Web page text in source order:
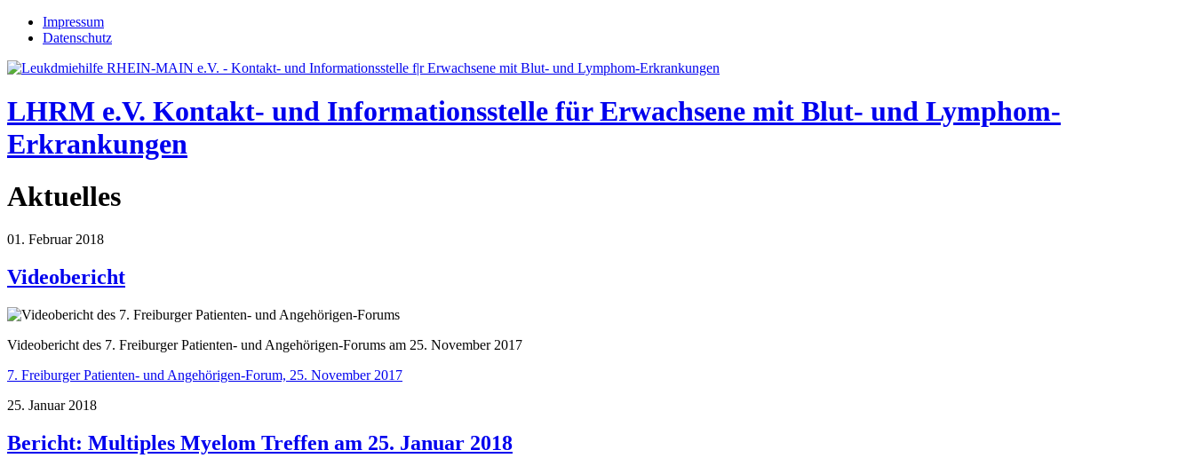
Jump to navigation
Impressum
Datenschutz
LHRM e.V. Kontakt- und Informationsstelle für Erwachsene mit Blut- und Lymphom-
Erkrankungen
Aktuelles
01. Februar 2018
Videobericht
Videobericht des 7. Freiburger Patienten- und Angehörigen-Forums am 25. November 2017
7. Freiburger Patienten- und Angehörigen-Forum, 25. November 2017
25. Januar 2018
Bericht: Multiples Myelom Treffen am 25. Januar 2018